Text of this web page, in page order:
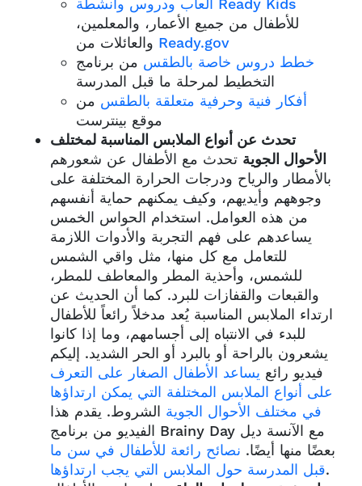
ألعاب ودروس وأنشطة Ready Kids
للأطفال من جميع الأعمار، والمعلمين،
Ready.gov
خطط دروس خاصة بالطقس من برنامج
التخطيط لمرحلة ما قبل المدرسة
أفكار فنية وحرفية متعلقة بالطقس من
موقع بينترست
تحدث عن أنواع الملابس المناسبة لمختلف
الأحوال الجوية تحدث مع الأطفال عن شعورهم
بالأمطار والرياح ودرجات الحرارة المختلفة على
وجوههم وأيديهم، وكيف يمكنهم حماية أنفسهم
من هذه العوامل. استخدام الحواس الخمس
يساعدهم على فهم التجربة والأدوات اللازمة
للتعامل مع كل منها، مثل واقي الشمس
للشمس، وأحذية المطر والمعاطف للمطر،
والقبعات والقفازات للبرد. كما أن الحديث عن
ارتداء الملابس المناسبة يُعد مدخلاً رائعاً للأطفال
للبدء في الانتباه إلى أجسامهم، وما إذا كانوا
يشعرون بالراحة أو بالبرد أو الحر الشديد. إليكم
فيديو رائع يساعد الأطفال الصغار على التعرف
على أنواع الملابس المختلفة التي يمكن ارتداؤها
في مختلف الأحوال الجوية الشروط. يقدم هذا
الفيديو من برنامج Brainy Day مع الآنسة ديل
بعضًا منها أيضًا. نصائح رائعة للأطفال في سن ما
قبل المدرسة حول الملابس التي يجب ارتداؤها.